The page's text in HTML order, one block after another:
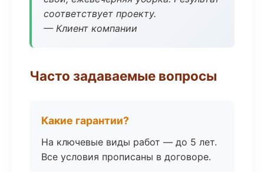
соответствует проекту.
— Клиент компании
Часто задаваемые вопросы
Какие гарантии?
На ключевые виды работ — до 5 лет.
Все условия прописаны в договоре.